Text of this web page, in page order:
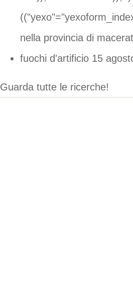
nella provincia di
fuochi d'artificio 15
Guarda tutte le ricerche!